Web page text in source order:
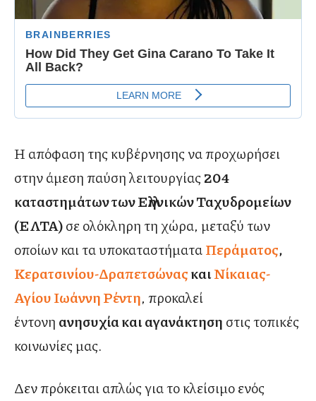
Η απόφαση της κυβέρνησης να προχωρήσει
στην άμεση παύση λειτουργίας 204
καταστημάτων των Ελληνικών Ταχυδρομείων
(ΕΛΤΑ)σε ολόκληρη τη χώρα, μεταξύ των
οποίων και τα υποκαταστήματαΠεράματος,
Κερατσινίου-ΔραπετσώναςκαιΝίκαιας-
Αγίου Ιωάννη Ρέντη, προκαλεί
έντονη ανησυχία και αγανάκτηση στις τοπικές
κοινωνίες μας.
Δεν πρόκειται απλώς για το κλείσιμο ενός